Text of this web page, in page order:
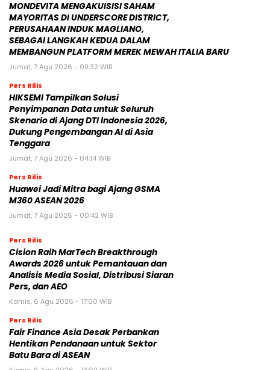
MONDEVITA MENGAKUISISI SAHAM
MAYORITAS DI UNDERSCORE DISTRICT,
PERUSAHAAN INDUK MAGLIANO,
SEBAGAI LANGKAH KEDUA DALAM
MEMBANGUN PLATFORM MEREK MEWAH ITALIA BARU
Jumat, 7 Agu 2026 - 09:32 WIB
Pers Rilis
HIKSEMI Tampilkan Solusi
Penyimpanan Data untuk Seluruh
Skenario di Ajang DTI Indonesia 2026,
Dukung Pengembangan AI di Asia
Tenggara
Jumat, 7 Agu 2026 - 04:14 WIB
Pers Rilis
Huawei Jadi Mitra bagi Ajang GSMA
M360 ASEAN 2026
Jumat, 7 Agu 2026 - 00:42 WIB
Pers Rilis
Cision Raih MarTech Breakthrough
Awards 2026 untuk Pemantauan dan
Analisis Media Sosial, Distribusi Siaran
Pers, dan AEO
Kamis, 6 Agu 2026 - 17:00 WIB
Pers Rilis
Fair Finance Asia Desak Perbankan
Hentikan Pendanaan untuk Sektor
Batu Bara di ASEAN